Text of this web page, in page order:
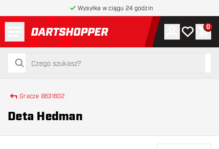
Wysyłka w ciągu 24 godzin
powrót do strony głównej
szukaj
szukaj
Konto
Moja lista
0
Gracze 8631602
Deta Hedman